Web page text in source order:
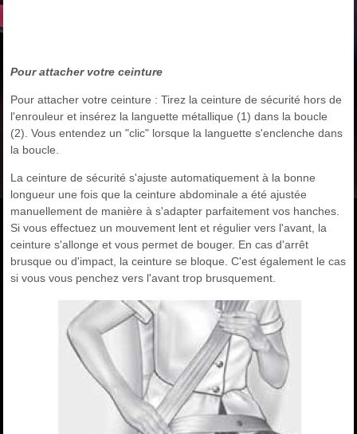
Pour attacher votre ceinture
Pour attacher votre ceinture : Tirez la ceinture de sécurité hors de
l'enrouleur et insérez la languette métallique (1) dans la boucle
(2). Vous entendez un "clic" lorsque la languette s'enclenche dans
la boucle.
La ceinture de sécurité s'ajuste automatiquement à la bonne
longueur une fois que la ceinture abdominale a été ajustée
manuellement de manière à s'adapter parfaitement vos hanches.
Si vous effectuez un mouvement lent et régulier vers l'avant, la
ceinture s'allonge et vous permet de bouger. En cas d'arrêt
brusque ou d'impact, la ceinture se bloque. C'est également le cas
si vous vous penchez vers l'avant trop brusquement.